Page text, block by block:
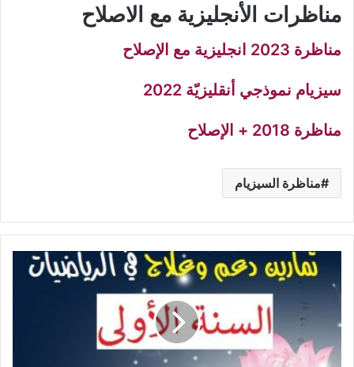
مناظرات الأنجليزية مع الاصلاح
مناظرة 2023 انجليزية مع الإصلاح
سيزيام نموذجي أنقليزيّة 2022
مناظرة 2018 + الإصلاح
مناظرة السيزيام
تمارين
وعلاج
الأولى
الرياضيات